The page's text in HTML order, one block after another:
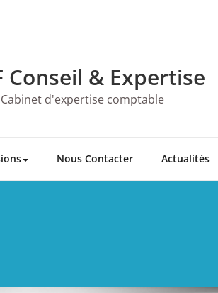
Conseil & Expertise
Cabinet d'expertise comptable
Nous Contacter Actualités